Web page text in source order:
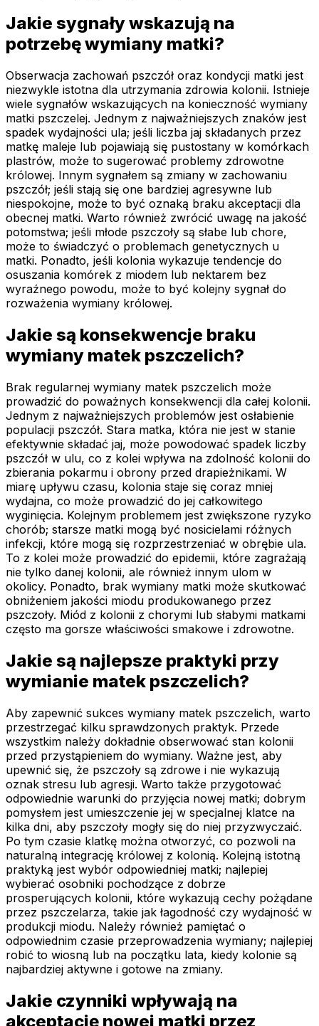
Jakie sygnały wskazują na
potrzebę wymiany matki?
Obserwacja zachowań pszczół oraz kondycji matki jest
niezwykle istotna dla utrzymania zdrowia kolonii. Istnieje
wiele sygnałów wskazujących na konieczność wymiany
matki pszczelej. Jednym z najważniejszych znaków jest
spadek wydajności ula; jeśli liczba jaj składanych przez
matkę maleje lub pojawiają się pustostany w komórkach
plastrów, może to sugerować problemy zdrowotne
królowej. Innym sygnałem są zmiany w zachowaniu
pszczół; jeśli stają się one bardziej agresywne lub
niespokojne, może to być oznaką braku akceptacji dla
obecnej matki. Warto również zwrócić uwagę na jakość
potomstwa; jeśli młode pszczoły są słabe lub chore,
może to świadczyć o problemach genetycznych u
matki. Ponadto, jeśli kolonia wykazuje tendencje do
osuszania komórek z miodem lub nektarem bez
wyraźnego powodu, może to być kolejny sygnał do
rozważenia wymiany królowej.
Jakie są konsekwencje braku
wymiany matek pszczelich?
Brak regularnej wymiany matek pszczelich może
prowadzić do poważnych konsekwencji dla całej kolonii.
Jednym z najważniejszych problemów jest osłabienie
populacji pszczół. Stara matka, która nie jest w stanie
efektywnie składać jaj, może powodować spadek liczby
pszczół w ulu, co z kolei wpływa na zdolność kolonii do
zbierania pokarmu i obrony przed drapieżnikami. W
miarę upływu czasu, kolonia staje się coraz mniej
wydajna, co może prowadzić do jej całkowitego
wyginięcia. Kolejnym problemem jest zwiększone ryzyko
chorób; starsze matki mogą być nosicielami różnych
infekcji, które mogą się rozprzestrzeniać w obrębie ula.
To z kolei może prowadzić do epidemii, które zagrażają
nie tylko danej kolonii, ale również innym ulom w
okolicy. Ponadto, brak wymiany matki może skutkować
obniżeniem jakości miodu produkowanego przez
pszczoły. Miód z kolonii z chorymi lub słabymi matkami
często ma gorsze właściwości smakowe i zdrowotne.
Jakie są najlepsze praktyki przy
wymianie matek pszczelich?
Aby zapewnić sukces wymiany matek pszczelich, warto
przestrzegać kilku sprawdzonych praktyk. Przede
wszystkim należy dokładnie obserwować stan kolonii
przed przystąpieniem do wymiany. Ważne jest, aby
upewnić się, że pszczoły są zdrowe i nie wykazują
oznak stresu lub agresji. Warto także przygotować
odpowiednie warunki do przyjęcia nowej matki; dobrym
pomysłem jest umieszczenie jej w specjalnej klatce na
kilka dni, aby pszczoły mogły się do niej przyzwyczaić.
Po tym czasie klatkę można otworzyć, co pozwoli na
naturalną integrację królowej z kolonią. Kolejną istotną
praktyką jest wybór odpowiedniej matki; najlepiej
wybierać osobniki pochodzące z dobrze
prosperujących kolonii, które wykazują cechy pożądane
przez pszczelarza, takie jak łagodność czy wydajność w
produkcji miodu. Należy również pamiętać o
odpowiednim czasie przeprowadzenia wymiany; najlepiej
robić to wiosną lub na początku lata, kiedy kolonie są
najbardziej aktywne i gotowe na zmiany.
Jakie czynniki wpływają na
akceptację nowej matki przez